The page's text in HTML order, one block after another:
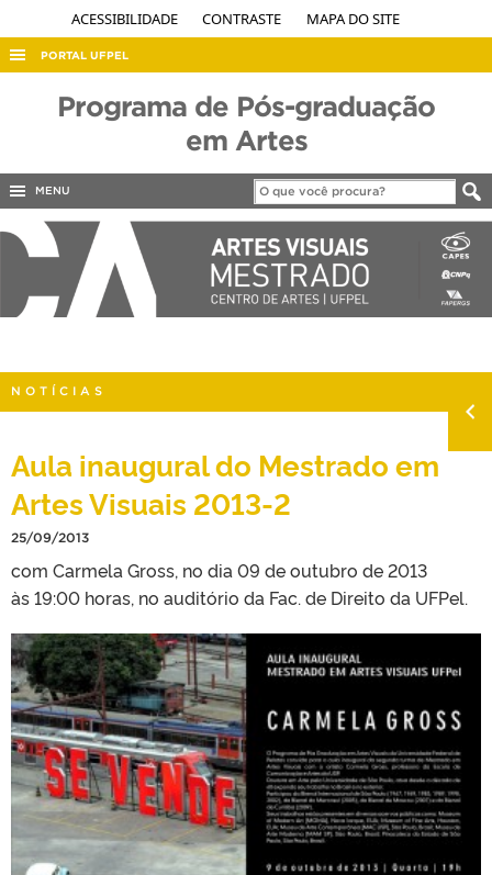
ACESSIBILIDADE CONTRASTE MAPA DO SITE
PORTAL UFPEL
EDITAIS
INTERNACIONAL
OUVIDORIA
TELEFONES
Programa de Pós-graduação
em Artes
MENU
NOTÍCIAS
Aula inaugural do Mestrado em
Artes Visuais 2013-2
25/09/2013
com Carmela Gross, no dia 09 de outubro de 2013
às 19:00 horas, no auditório da Fac. de Direito da UFPel.